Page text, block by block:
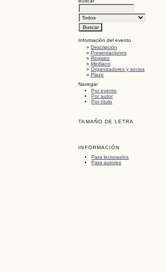
Información del evento
»Descripción
»Presentaciones
»Registro
»Mediano
»Organizadores y socios
»Plazo
Navegar
Por evento
Por autor
Por título
TAMAÑO DE LETRA
INFORMACIÓN
Para lectoras/es
Para autores